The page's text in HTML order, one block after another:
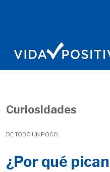
Curiosidades
DE TODO UN POCO
¿Por qué